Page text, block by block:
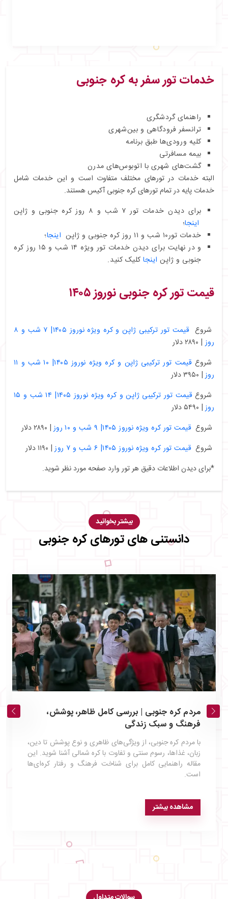
خدمات تور سفر به کره جنوبی
راهنمای گردشگری
ترانسفر فرودگاهی و بین‌شهری
کلیه ورودی‌ها طبق برنامه
بیمه مسافرتی
گشت‌های شهری با اتوبوس‌های مدرن
البته خدمات در تورهای مختلف متفاوت است و این خدمات شامل
خدمات پایه در تمام تورهای کره جنوبی آکیس هستند.
برای دیدن خدمات تور ۷ شب و ۸ روز کره جنوبی و ژاپن
اینجا؛
خدمات تور۱۰ شب و ۱۱ روز کره جنوبی و ژاپن
اینجا؛
و در نهایت برای دیدن خدمات تور ویژه ۱۴ شب و ۱۵ روز کره
جنوبی و ژاپن اینجا کلیک کنید.
قیمت تور کره جنوبی نوروز ۱۴۰۵
شروع
قیمت تور ترکیبی ژاپن و کره ویژه نوروز ۱۴۰۵| ۷ شب و ۸
روز | ۲۸۹۰ دلار
شروع
قیمت تور ترکیبی ژاپن و کره ویژه نوروز ۱۴۰۵| ۱۰ شب و ۱۱
روز | ۳۹۵۰ دلار
شروع
قیمت تور ترکیبی ژاپن و کره ویژه نوروز ۱۴۰۵| ۱۴ شب و ۱۵
روز | ۵۴۹۰ دلار
شروع قیمت تور کره ویژه نوروز ۱۴۰۵| ۹ شب و ۱۰ روز
| ۲۸۹۰ دلار
شروع قیمت تور کره ویژه نوروز ۱۴۰۵| ۶ شب و ۷ روز
| ۱۱۹۰ دلار
*برای دیدن اطلاعات دقیق هر تور وارد صفحه مورد نظر شوید.
بیشتر بخوانید
دانستنی های تورهای کره جنوبی
مردم کره جنوبی | بررسی کامل ظاهر، پوشش،
فرهنگ و سبک زندگی
با مردم کره جنوبی، از ویژگی‌های ظاهری و نوع پوشش تا دین،
زبان، غذاها، رسوم سنتی و تفاوت با کره شمالی آشنا شوید. این
مقاله راهنمایی کامل برای شناخت فرهنگ و رفتار کره‌ای‌ها
است.
مشاهده بیشتر